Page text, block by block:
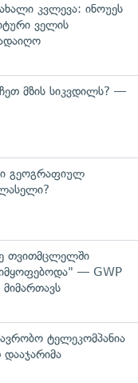
კვლევა: ინოუეს
ველის
მზის სიკვდილს? —
გეოგრაფიულ
თვითმცლელში
იმყოფებოდა" — GWP
ტელეკომპანია